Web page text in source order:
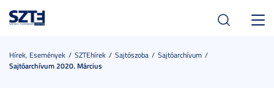
Hírek, Események SZTEhírek Sajtószoba
Sajtóarchívum
Sajtóarchívum 2020. Március